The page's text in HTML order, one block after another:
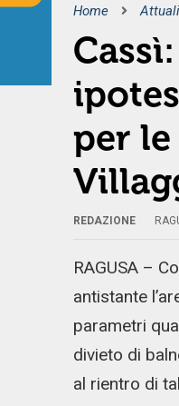
Home
per le
REDAZIONE
RAGUSA –
antistante
parametri
divieto di
al rientro di